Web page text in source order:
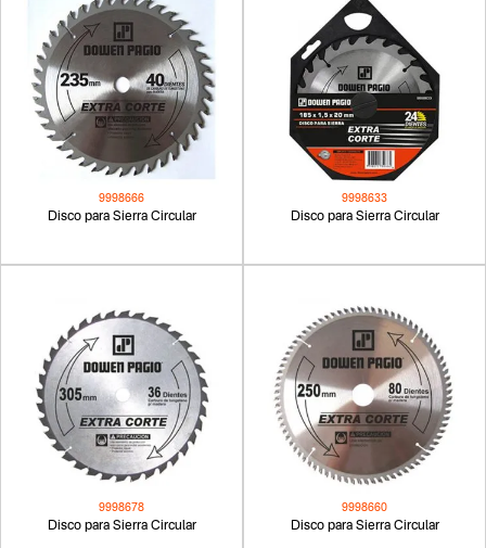
Disco para Sierra Circular
9998666
Disco para Sierra Circular
9998633
Disco para Sierra Circular
9998678
Disco para Sierra Circular
9998660